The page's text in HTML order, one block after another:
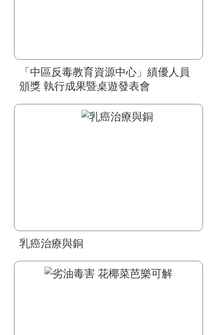
「中區反毒教育資源中心」績優人員
頒獎 執行成果暨桌遊發表會
乳癌治療與銅